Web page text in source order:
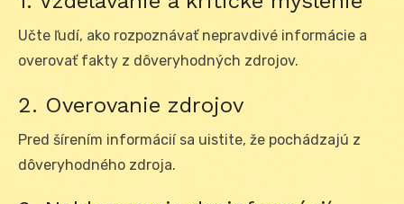
Učte ľudí, ako rozpoznávať nepravdivé informácie a
overovať fakty z dôveryhodných zdrojov.
2. Overovanie zdrojov
Pred šírením informácií sa uistite, že pochádzajú z
dôveryhodného zdroja.